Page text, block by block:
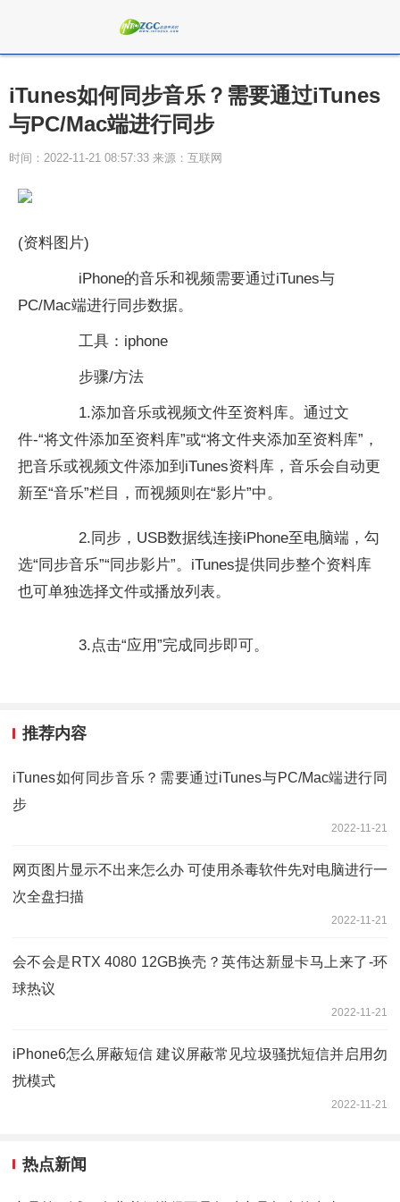
iTunes如何同步音乐？需要通过iTunes
与PC/Mac端进行同步
时间：2022-11-21 08:57:33 来源：互联网
(资料图片)
iPhone的音乐和视频需要通过iTunes与
PC/Mac端进行同步数据。
工具：iphone
步骤/方法
1.添加音乐或视频文件至资料库。通过文
件-“将文件添加至资料库”或“将文件夹添加至资料库”，
把音乐或视频文件添加到iTunes资料库，音乐会自动更
新至“音乐”栏目，而视频则在“影片”中。
2.同步，USB数据线连接iPhone至电脑端，勾
选“同步音乐”“同步影片”。iTunes提供同步整个资料库
也可单独选择文件或播放列表。
3.点击“应用”完成同步即可。
推荐内容
iTunes如何同步音乐？需要通过iTunes与PC/Mac端进行同
步
2022-11-21
网页图片显示不出来怎么办 可使用杀毒软件先对电脑进行一
次全盘扫描
2022-11-21
会不会是RTX 4080 12GB换壳？英伟达新显卡马上来了-环
球热议
2022-11-21
iPhone6怎么屏蔽短信 建议屏蔽常见垃圾骚扰短信并启用勿
扰模式
2022-11-21
热点新闻